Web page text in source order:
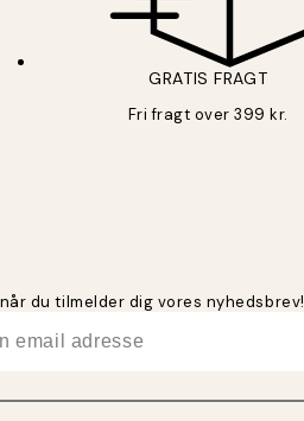
GRATIS FRAGT
Fri fragt over 399 kr.
du tilmelder dig vores nyhedsbrev!